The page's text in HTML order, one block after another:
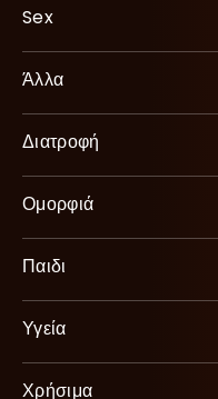
Sex
Άλλα
Διατροφή
Ομορφιά
Παιδι
Υγεία
Χρήσιμα